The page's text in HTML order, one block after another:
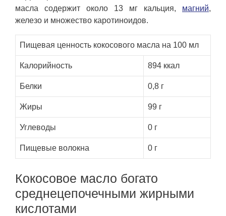
масла содержит около 13 мг кальция, магний,
железо и множество каротиноидов.
Пищевая ценность кокосового масла на 100 мл
Калорийность 894 ккал
Белки 0,8 г
Жиры 99 г
Углеводы 0 г
Пищевые волокна 0 г
Кокосовое масло богато
среднецепочечными жирными
кислотами